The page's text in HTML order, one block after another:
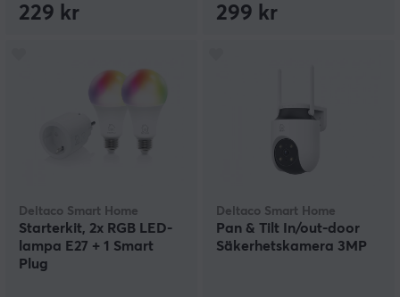
229 kr 299 kr
Deltaco Smart Home
Starterkit, 2x RGB LED-
lampa E27 + 1 Smart
Plug
Deltaco Smart Home
Pan & Tilt In/out-door
Säkerhetskamera 3MP